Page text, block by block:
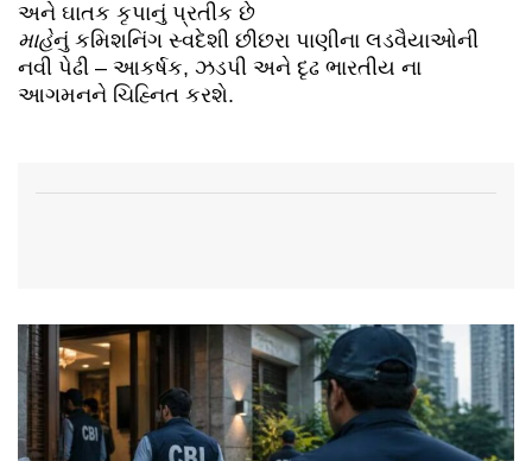
અને ઘાતક કૃપાનું પ્રતીક છે
માહેનું કમિશનિંગ સ્વદેશી છીછરા પાણીના લડવૈયાઓની
નવી પેઢી – આકર્ષક, ઝડપી અને દૃઢ ભારતીય ના
આગમનને ચિહ્નિત કરશે.